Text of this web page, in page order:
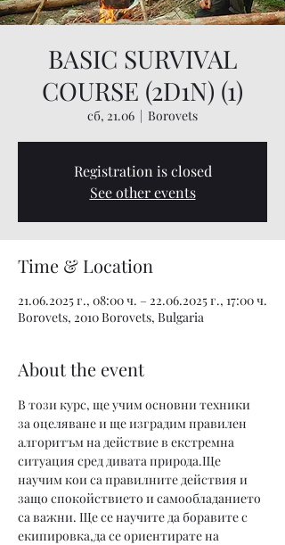
BASIC SURVIVAL
COURSE (2D1N) (1)
сб, 21.06
  |
Borovets
Registration is closed
See other events
Time & Location
21.06.2025 г., 08:00 ч. – 22.06.2025 г., 17:00 ч.
Borovets, 2010 Borovets, Bulgaria
About the event
В този курс, ще учим основни техники
за оцеляване и ще изградим правилен
алгоритъм на действие в екстремна
ситуация сред дивата природа.Ще
научим кои са правилните действия и
защо спокойствието и самообладанието
са важни. Ще се научите да боравите с
екипировка,да се ориентирате на